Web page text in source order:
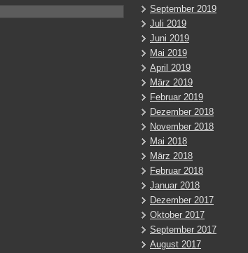
September 2019
Juli 2019
Juni 2019
Mai 2019
April 2019
März 2019
Februar 2019
Dezember 2018
November 2018
Mai 2018
März 2018
Februar 2018
Januar 2018
Dezember 2017
Oktober 2017
September 2017
August 2017